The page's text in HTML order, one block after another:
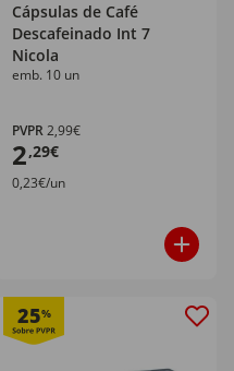
Cápsulas de Café
Descafeinado Int 7
Nicola
emb. 10 un
PVPR2,99€
2,29€
0,23€/un
25%